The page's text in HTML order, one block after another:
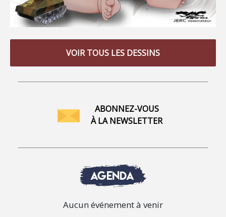
VOIR TOUS LES DESSINS
ABONNEZ-VOUS
À LA NEWSLETTER
AGENDA
Aucun événement à venir